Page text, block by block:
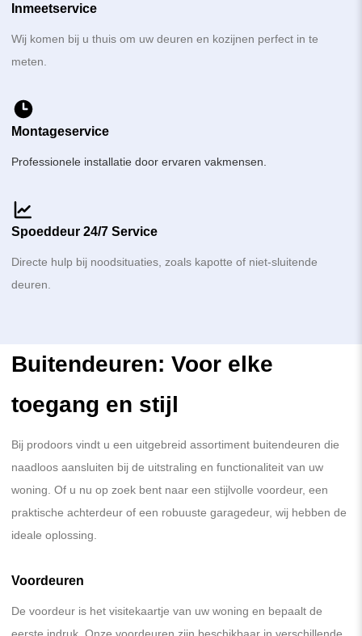
Inmeetservice
Wij komen bij u thuis om uw deuren en kozijnen perfect in te
meten.
Montageservice
Professionele installatie door ervaren vakmensen.
Spoeddeur 24/7 Service
Directe hulp bij noodsituaties, zoals kapotte of niet-sluitende
deuren.
Buitendeuren: Voor elke
toegang en stijl
Bij prodoors vindt u een uitgebreid assortiment buitendeuren die
naadloos aansluiten bij de uitstraling en functionaliteit van uw
woning. Of u nu op zoek bent naar een stijlvolle voordeur, een
praktische achterdeur of een robuuste garagedeur, wij hebben de
ideale oplossing.
Voordeuren
De voordeur is het visitekaartje van uw woning en bepaalt de
eerste indruk. Onze voordeuren zijn beschikbaar in verschillende